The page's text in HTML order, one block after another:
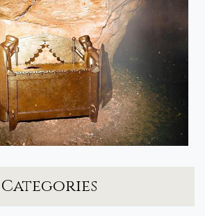
Categories